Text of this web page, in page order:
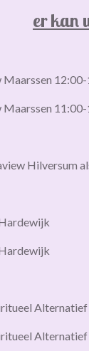
er kan
Maarssen
Maarssen
Hilversum
Alternatief
Alternatief